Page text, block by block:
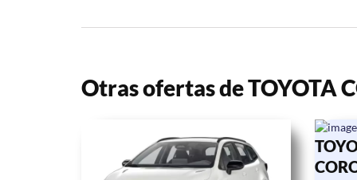
Otras ofertas de TOYOTA